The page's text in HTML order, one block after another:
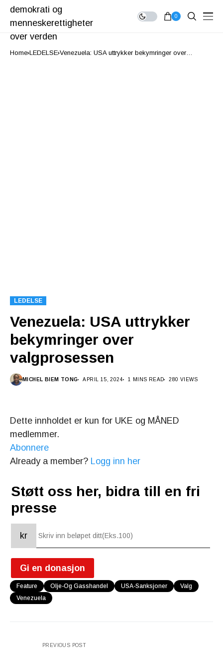
0
Home LEDELSE Venezuela: USA uttrykker bekymringer over
LEDELSE
Venezuela: USA uttrykker
bekymringer over
valgprosessen
MICHEL BIEM TONG APRIL 15, 2024 1 MINS READ 280 VIEWS
Dette innholdet er kun for UKE og MÅNED
medlemmer.
Abonnere
Already a member? Logg inn her
Støtt oss her, bidra till en fri
presse
kr
Gi en donasjon
Feature Olje-Og Gasshandel USA-Sanksjoner
Valg
Venezuela
PREVIOUS POST